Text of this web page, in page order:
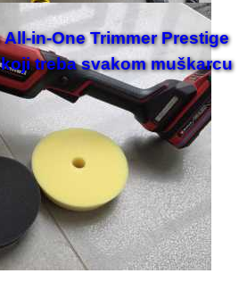
in-One Trimmer Prestige
koji treba svakom muškarcu